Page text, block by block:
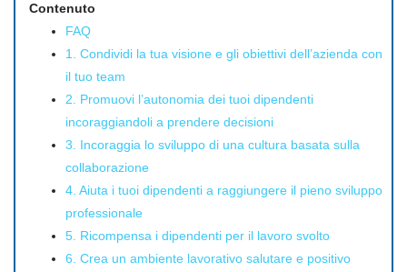
Contenuto
FAQ
1. Condividi la tua visione e gli obiettivi dell’azienda con
il tuo team
2. Promuovi l’autonomia dei tuoi dipendenti
incoraggiandoli a prendere decisioni
3. Incoraggia lo sviluppo di una cultura basata sulla
collaborazione
4. Aiuta i tuoi dipendenti a raggiungere il pieno sviluppo
professionale
5. Ricompensa i dipendenti per il lavoro svolto
6. Crea un ambiente lavorativo salutare e positivo